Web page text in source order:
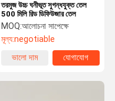
তরমুজ উচ্চ ঘনীভূত সুগন্ধযুক্ত তেল
500 মিলি রিড ডিফিউজার তেল
MOQ:আলোচনা সাপেক্ষে
মূল্য:negotiable
ভালো দাম
যোগাযোগ